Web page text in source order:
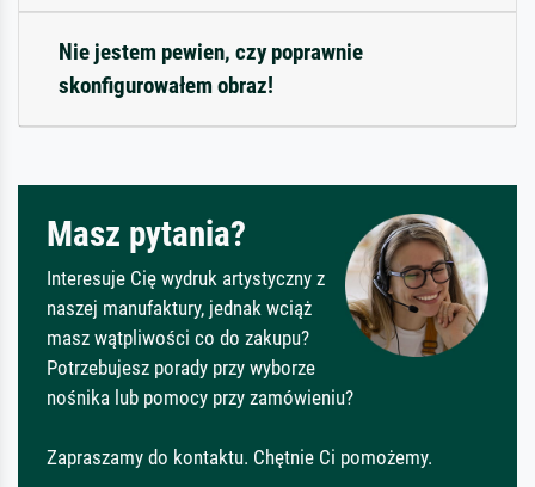
Nie jestem pewien, czy poprawnie
skonfigurowałem obraz!
Masz pytania?
Interesuje Cię wydruk artystyczny z
naszej manufaktury, jednak wciąż
masz wątpliwości co do zakupu?
Potrzebujesz porady przy wyborze
nośnika lub pomocy przy zamówieniu?
Zapraszamy do kontaktu. Chętnie Ci pomożemy.